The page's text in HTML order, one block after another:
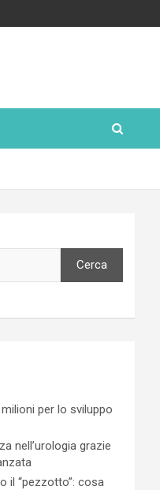
Cerca
per lo sviluppo
nell’urologia grazie
il “pezzotto”: cosa